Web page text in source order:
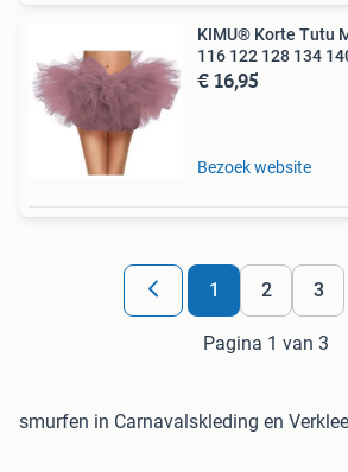
KIMU® Korte Tutu
116 122 128 134
€ 16,95
Bezoek website
1 2 3
Pagina 1 van 3
smurfen in Carnavalskleding en